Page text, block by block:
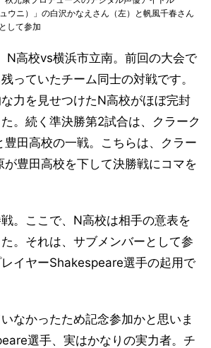
ウニ）」の白沢かなえさん（左）と帆風千春さん
して参加
N高校vs横浜市立南。前回の大会で
っていたチーム同士の対戦です。
力を見せつけたN高校がほぼ完封
。続く準決勝第2試合は、クラーク
田高校の一戦。こちらは、クラー
が豊田高校を下して決勝戦にコマを
。ここで、N高校は相手の意表を
。それは、サブメンバーとして参
イヤーShakespeare選手の起用で
なかったため記念参加かと思いま
選手、実はかなりの実力者。チ